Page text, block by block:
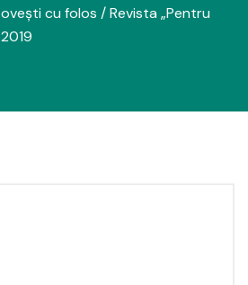
cu folos / Revista „Pentru